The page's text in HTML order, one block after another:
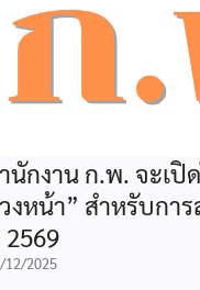
นักงาน ก.พ. จะเปิ
งหน้า” สำหรับกา
12/2025